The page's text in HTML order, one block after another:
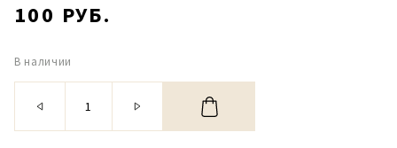
100 РУБ.
В наличии